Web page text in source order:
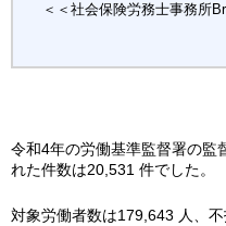
＜＜社会保険労務士事務
令和4年の労働基準監督署の監
れた件数は20,531 件でした。
対象労働者数は179,643 人、